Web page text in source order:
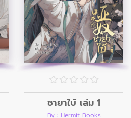
ชายาใบ้ เล่ม 1
By : Hermit Books